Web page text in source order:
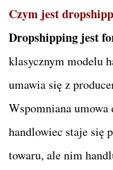
Czym jest
Dropshipping jest
klasycznym modelu
umawia się z
Wspomniana umowa
handlowiec staje się
towaru, ale nim